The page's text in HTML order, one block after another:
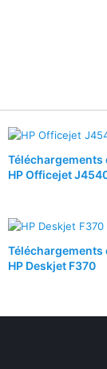
HP Officejet
HP Deskjet F370